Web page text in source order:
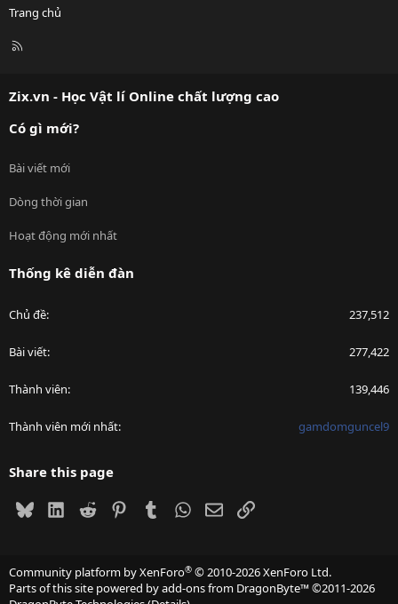
Trang chủ
R
Zix.vn - Học Vật lí Online chất lượng cao
Có gì mới?
Bài viết mới
Dòng thời gian
Hoạt động mới nhất
Thống kê diễn đàn
Chủ đề 237,512
Bài viết 277,422
Thành viên 139,446
Thành viên mới nhất gamdomguncel9
Share this page
BlueskyLinkedIn
Reddit PinterestTumblrWhatsApp
EmailLink
Community platform by XenForo® © 2010-2026 XenForo Ltd.
Parts of this site powered byadd-ons from DragonByte™©2011-2026